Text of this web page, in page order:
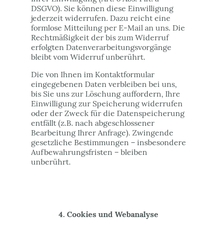
DSGVO). Sie können diese Einwilligung
jederzeit widerrufen. Dazu reicht eine
formlose Mitteilung per E-Mail an uns. Die
Rechtmäßigkeit der bis zum Widerruf
erfolgten Datenverarbeitungsvorgänge
bleibt vom Widerruf unberührt.
Die von Ihnen im Kontaktformular
eingegebenen Daten verbleiben bei uns,
bis Sie uns zur Löschung auffordern, Ihre
Einwilligung zur Speicherung widerrufen
oder der Zweck für die Datenspeicherung
entfällt (z.B. nach abgeschlossener
Bearbeitung Ihrer Anfrage). Zwingende
gesetzliche Bestimmungen – insbesondere
Aufbewahrungsfristen – bleiben
unberührt.
4. Cookies und Webanalyse